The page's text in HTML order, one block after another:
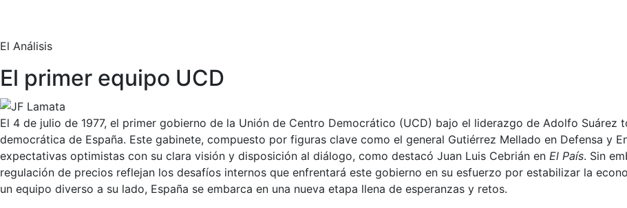
El Análisis
El primer equipo UCD
El 4 de julio de 1977, el primer gobierno de la Unión de Centro Democrático (UCD) bajo el liderazgo de Adolfo Suárez
democrática de España. Este gabinete, compuesto por figuras clave como el general Gutiérrez Mellado en Defensa y
expectativas optimistas con su clara visión y disposición al diálogo, como destacó Juan Luis Cebrián en El País. Sin
regulación de precios reflejan los desafíos internos que enfrentará este gobierno en su esfuerzo por estabilizar la
un equipo diverso a su lado, España se embarca en una nueva etapa llena de esperanzas y retos.